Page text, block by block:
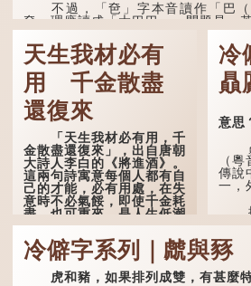
不過，「夿」字本音讀作「巴（
夿」理應讀成「大巴巴」。問題是，
天生我材必有
用 千金散盡
還復來
「天生我材必有用，千
金散盡還復來」，出自唐朝
大詩人李白的《將進酒》。
這兩句詩寓意每個人都有自
己的才能，必有用處，在失
意時不必氣餒，即使千金耗
盡，也可重來，是人生低潮
時激勵向上的名句。
原詩寫道：「人生得意
須盡歡，莫使金樽空對月。
天生我材必有用，千金散盡
冷
贔
「
意思
贔
（
傳說
一
據
集》
排列
牢、
眥、
一種
冷僻字系列｜虤與豩
虎和豬，如果排列成雙，有甚麼特